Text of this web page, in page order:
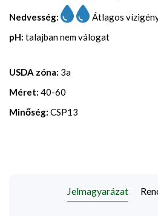
Nedvesség:
Átlagos
pH: talajban nem válogat
USDA zóna: 3a
Méret: 40-60
Minőség: CSP13
Jelmagyarázat